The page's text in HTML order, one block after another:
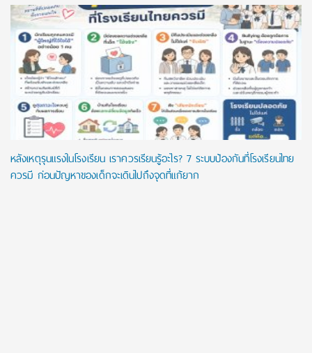
หลังเหตุรุนแรงในโรงเรียน เราควรเรียนรู้อะไร? 7 ระบบป้องกันที่โรงเรียนไทย
ควรมี ก่อนปัญหาของเด็กจะเดินไปถึงจุดที่แก้ยาก